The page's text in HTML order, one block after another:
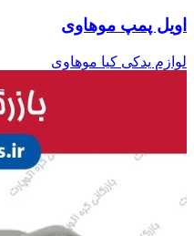
اویل پمپ موهاوی
لوازم یدکی کیا موهاوی